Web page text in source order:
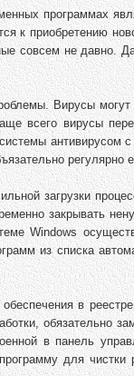
программах
к приобретению
совсем не давно.
Вирусы
всего вирусы
антивирусом
регулярно
загрузки
закрывать
Windows
из списка
в
обязательно
в панель
для чистки